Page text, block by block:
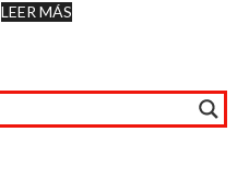
LEER MÁS